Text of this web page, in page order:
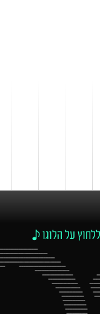
על הלוגו